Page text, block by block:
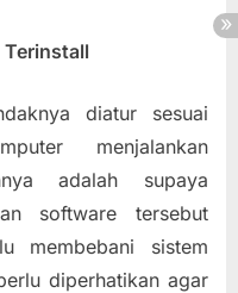
Terinstall
diatur sesuai
menjalankan
adalah supaya
software tersebut
membebani sistem
diperhatikan agar